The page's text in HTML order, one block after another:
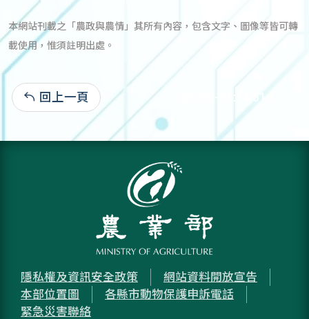
本網站刊載之「農政與農情」其所有內容，包含文字、圖像等皆可轉
載使用，惟須註明出處。
回上一頁 103-05-21:14,514
隱私權及資訊安全政策
網站資料開放宣告
本部位置圖
各縣市動物保護申訴電話
緊急災害聯絡